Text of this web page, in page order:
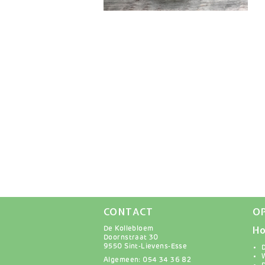
CONTACT
De Kollebloem
Doornstraat 30
9550 Sint-Lievens-Esse
Algemeen: 054 34 36 82